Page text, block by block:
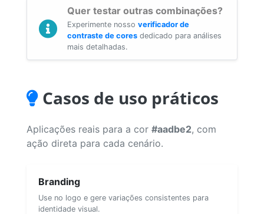
Quer testar outras combinações?
Experimente nosso verificador de
contraste de cores dedicado para análises
mais detalhadas.
Casos de uso práticos
Aplicações reais para a cor #aadbe2, com
ação direta para cada cenário.
Branding
Use no logo e gere variações consistentes para
identidade visual.